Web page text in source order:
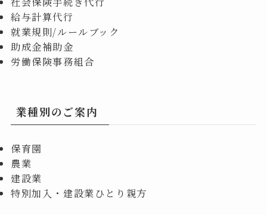
給与計算代行
就業規則/ルールブック
助成金補助金
労働保険事務組合
業種別のご案内
保育園
農業
建設業
特別加入・建設業ひとり親方